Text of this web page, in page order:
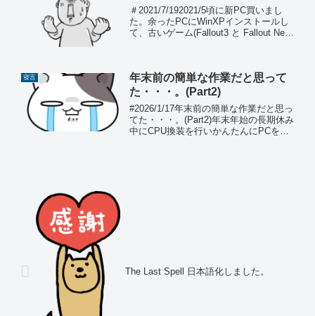
＃2021/7/192021/5頃に新PC買いまし
た。余ったPCにWinXPインストールし
て、古いゲーム(Fallout3 と Fallout New
寝言
年末前の簡単な作業だと思って
た・・・。(Part2)
#2026/1/17年末前の簡単な作業だと思っ
てた・・・。(Part2)年末年始の長期休み
中にCPU換装を行いかんたんにPCを１
The Last Spell 日本語化しました。